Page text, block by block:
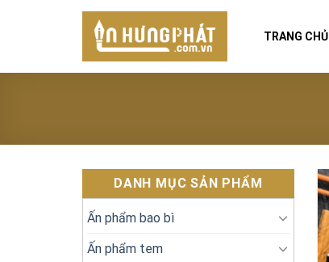
TRANG CHỦ
DANH MỤC SẢN PHẨM
Ấn phẩm bao bì
Ấn phẩm tem